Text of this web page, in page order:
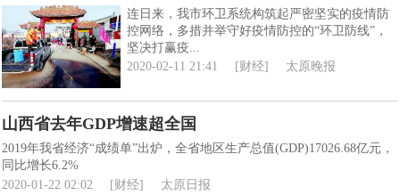
连日来，我市环卫系统构筑起严密坚实的疫情防
控网络，多措并举守好疫情防控的“环卫防线”，
坚决打赢疫...
2020-02-11 21:41
[财经] 太原晚报
山西省去年GDP增速超全国
2019年我省经济“成绩单”出炉，全省地区生产总值(GDP)17026.68亿元，
同比增长6.2%
2020-01-22 02:02
[财经] 太原日报